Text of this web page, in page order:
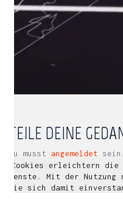
TEILE DEINE
Du musst angemeldet
abzugeben.© Copyright
Cookies erleichtern
Dienste. Mit der Nutzung
Sie sich damit